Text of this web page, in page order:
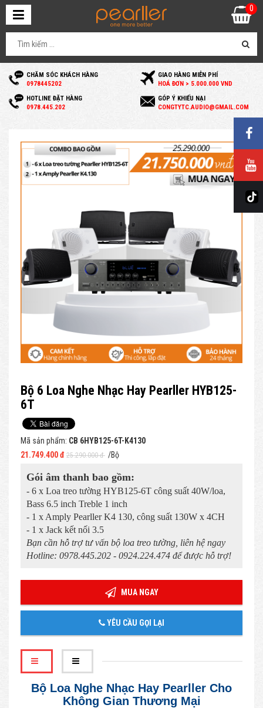
CHĂM SÓC KHÁCH HÀNG
0978445202
GIAO HÀNG MIỄN PHÍ
HOÁ ĐƠN > 5.000.000 VND
HOTLINE ĐẶT HÀNG
0978.445.202
GÓP Ý KHIẾU NẠI
CONGTYTC.AUDIO@GMAIL.COM
0
Bộ 6 Loa Nghe Nhạc Hay Pearller HYB125-
6T
Mã sản phẩm: CB 6HYB125-6T-K4130
21.749.400 đ 25.290.000 đ /Bộ
Gói âm thanh bao gồm:
- 6 x Loa treo tường HYB125-6T công suất 40W/loa,
Bass 6.5 inch Treble 1 inch
- 1 x Amply Pearller K4 130, công suất 130W x 4CH
- 1 x Jack kết nối 3.5
Bạn cần hỗ trợ tư vấn bộ loa treo tường, liên hệ ngay
Hotline: 0978.445.202 - 0924.224.474 để được hỗ trợ!
MUA NGAY
YÊU CẦU GỌI LẠI
Bộ Loa Nghe Nhạc Hay Pearller Cho
Không Gian Thương Mại